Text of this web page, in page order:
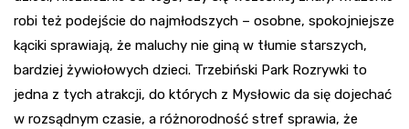
robi też podejście do najmłodszych – osobne, spokojniejsze
kąciki sprawiają, że maluchy nie giną w tłumie starszych,
bardziej żywiołowych dzieci. Trzebiński Park Rozrywki to
jedna z tych atrakcji, do których z Mysłowic da się dojechać
w rozsądnym czasie, a różnorodność stref sprawia, że